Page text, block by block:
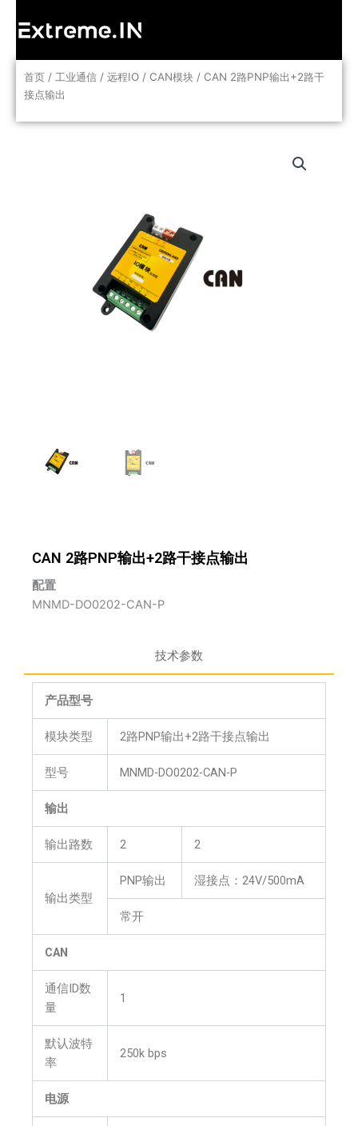
首页 / 工业通信 / 远程IO / CAN模块 / CAN 2路PNP输出+2路干
接点输出
CAN 2路PNP输出+2路干接点输出
配置
MNMD-DO0202-CAN-P
技术参数
产品型号
模块类型 2路PNP输出+2路干接点输出
型号 MNMD-DO0202-CAN-P
输出
输出路数 2 2
输出类型
PNP输出 湿接点：24V/500mA
常开
CAN
通信ID数
量
1
默认波特
率
250k bps
电源